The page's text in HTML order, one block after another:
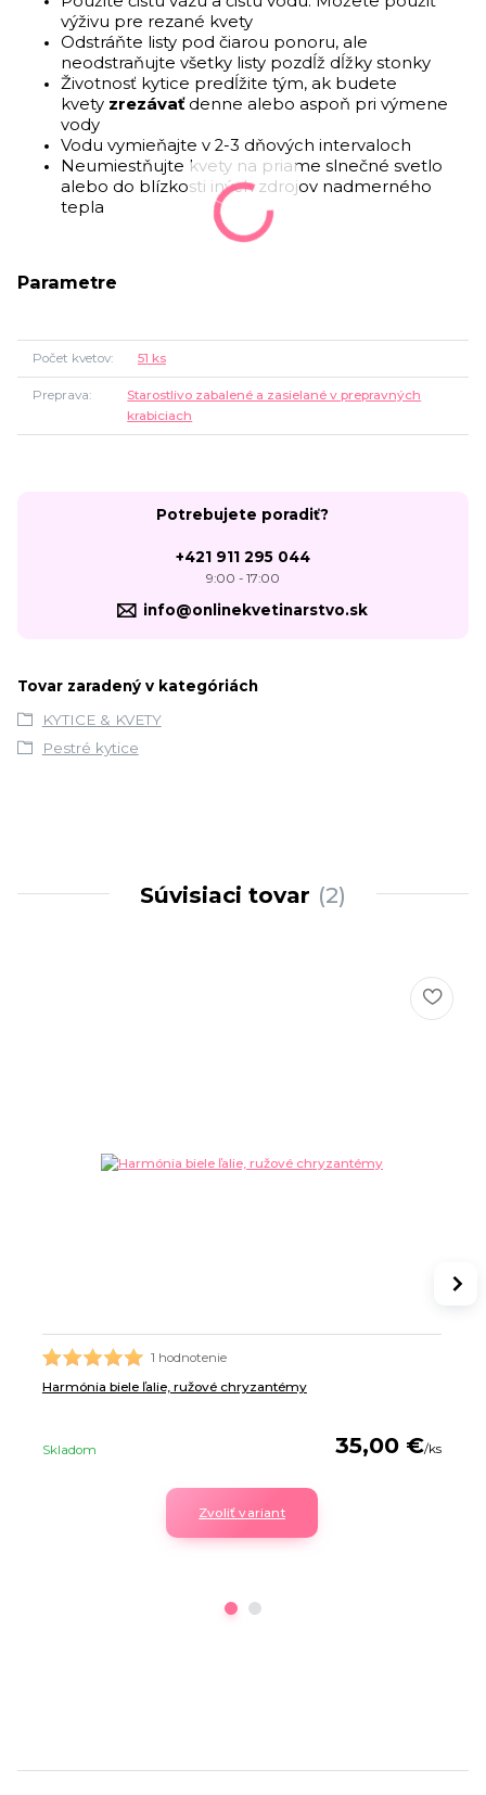
výživu pre rezané kvety
Odstráňte listy pod čiarou ponoru, ale
neodstraňujte všetky listy pozdĺž dĺžky stonky
Životnosť kytice predĺžite tým, ak budete
kvety zrezávaťdenne alebo aspoň pri výmene
vody
Vodu vymieňajte v 2-3 dňových intervaloch
Neumiestňujte kvety na priame slnečné svetlo
alebo do blízkosti iných zdrojov nadmerného
tepla
Parametre
Počet kvetov 51 ks
Preprava
Starostlivo zabalené a zasielané v prepravných
krabiciach
Potrebujete poradiť?
+421 911 295 044
9:00 - 17:00
info@onlinekvetinarstvo.sk
Tovar zaradený v kategóriách
KYTICE & KVETY
Pestré kytice
Súvisiaci tovar 2
1 hodnotenie
Harmónia biele ľalie, ružové chryzantémy
35,00 €/ks
Skladom
Zvoliť variant